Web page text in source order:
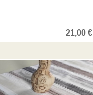
21,00€